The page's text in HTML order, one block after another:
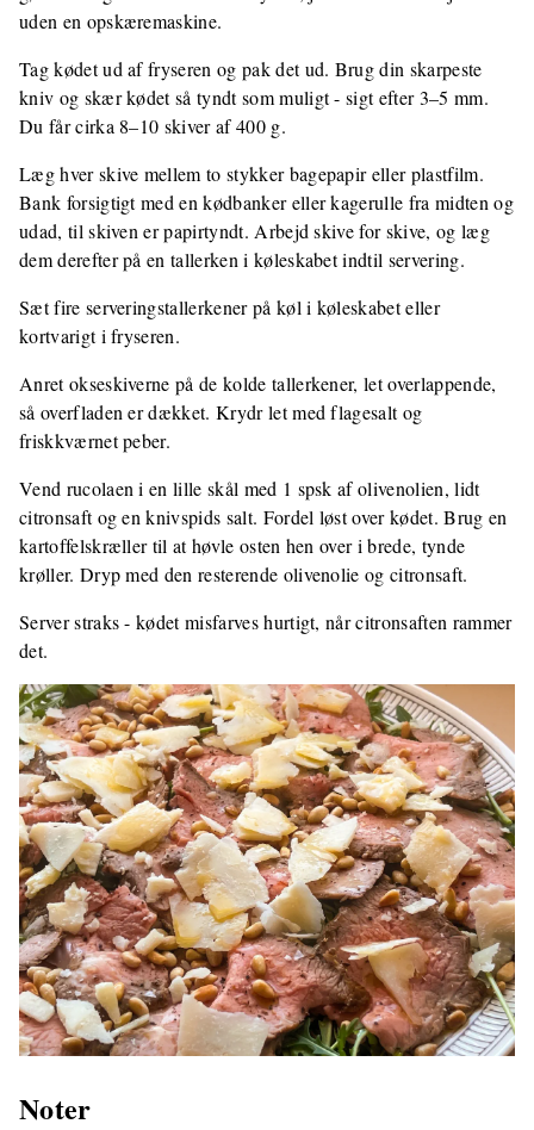
uden en opskæremaskine.
Tag kødet ud af fryseren og pak det ud. Brug din skarpeste
kniv og skær kødet så tyndt som muligt - sigt efter 3–5 mm.
Du får cirka 8–10 skiver af 400 g.
Læg hver skive mellem to stykker bagepapir eller plastfilm.
Bank forsigtigt med en kødbanker eller kagerulle fra midten og
udad, til skiven er papirtyndt. Arbejd skive for skive, og læg
dem derefter på en tallerken i køleskabet indtil servering.
Sæt fire serveringstallerkener på køl i køleskabet eller
kortvarigt i fryseren.
Anret okseskiverne på de kolde tallerkener, let overlappende,
så overfladen er dækket. Krydr let med flagesalt og
friskkværnet peber.
Vend rucolaen i en lille skål med 1 spsk af olivenolien, lidt
citronsaft og en knivspids salt. Fordel løst over kødet. Brug en
kartoffelskræller til at høvle osten hen over i brede, tynde
krøller. Dryp med den resterende olivenolie og citronsaft.
Server straks - kødet misfarves hurtigt, når citronsaften rammer
det.
Noter